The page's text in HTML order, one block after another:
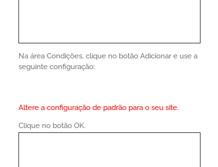
Na área Condições, clique no botão Adicionar e use a
seguinte configuração:
Altere a configuração de padrão para o seu site.
Clique no botão OK.